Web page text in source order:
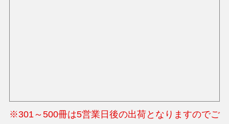
※301～500冊は5営業日後の出荷となりますのでご